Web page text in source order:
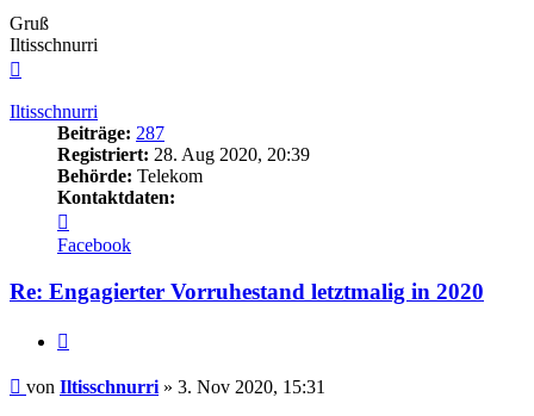
Gruß
Iltisschnurri
Iltisschnurri
Beiträge: 287
Registriert: 28. Aug 2020, 20:39
Behörde: Telekom
Kontaktdaten:
von
Iltisschnurri
Facebook
Re: Engagierter Vorruhestand letztmalig in 2020
Beitrag
von Iltisschnurri » 3. Nov 2020, 15:31